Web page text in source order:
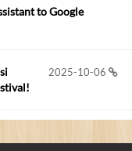
to Google
2025-10-06
Pay More